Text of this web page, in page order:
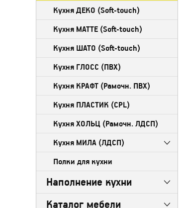
Кухня ДЕКО (Soft-touch)
Кухня МАТТЕ (Soft-touch)
Кухня ШАТО (Soft-touch)
Кухня ГЛОСС (ПВХ)
Кухня КРАФТ (Рамочн. ПВХ)
Кухня ПЛАСТИК (CPL)
Кухня ХОЛЬЦ (Рамочн. ЛДСП)
Кухня МИЛА (ЛДСП)
Полки для кухни
Наполнение кухни
Каталог мебели